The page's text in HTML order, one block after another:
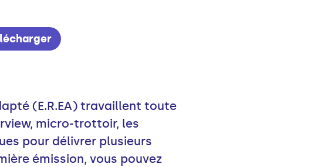
(E.R.EA) travaillent toute
micro-trottoir, les
pour délivrer plusieurs
émission, vous pouvez